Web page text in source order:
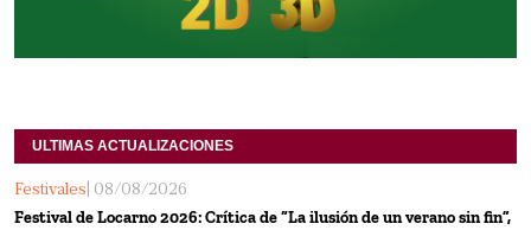
ULTIMAS ACTUALIZACIONES
Festivales | 08/08/2026
Festival de Locarno 2026: Crítica de “La ilusión de un verano sin fin”,